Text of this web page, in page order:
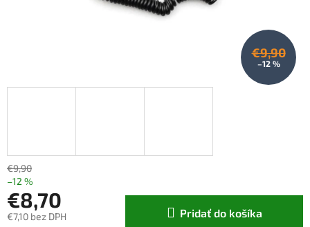
€9,90
–12 %
€9,90
–12 %
€8,70
€7,10 bez DPH
Pridať do košíka